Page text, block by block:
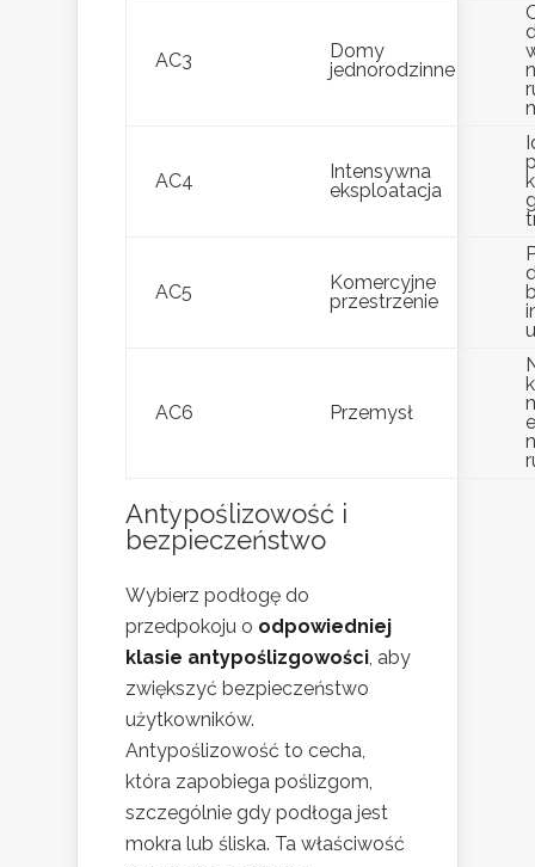
AC3
Domy
jednorodzinne
AC4
Intensywna
eksploatacja
AC5
Komercyjne
przestrzenie
AC6 Przemysł
Antypoślizowość i
bezpieczeństwo
Wybierz podłogę do
przedpokoju o odpowiedniej
klasie antypoślizgowości, aby
zwiększyć bezpieczeństwo
użytkowników.
Antypoślizowość to cecha,
która zapobiega poślizgom,
szczególnie gdy podłoga jest
mokra lub śliska. Ta właściwość